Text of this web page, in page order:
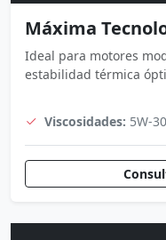
Máxima
Ideal para motores
estabilidad térmica
Viscosidades: 5W-